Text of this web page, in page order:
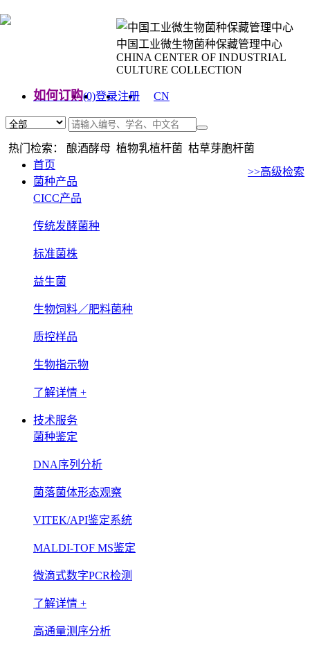
中国工业微生物菌种保藏管理中心
CHINA CENTER OF INDUSTRIAL
CULTURE COLLECTION
如何订购(0)登录注册
CN
热门检索： 酿酒酵母 植物乳植杆菌 枯草芽胞杆菌
>>高级检索
首页
菌种产品
CICC产品
传统发酵菌种
标准菌株
益生菌
生物饲料／肥料菌种
质控样品
生物指示物
了解详情 +
技术服务
菌种鉴定
DNA序列分析
菌落菌体形态观察
VITEK/API鉴定系统
MALDI-TOF MS鉴定
微滴式数字PCR检测
了解详情 +
高通量测序分析